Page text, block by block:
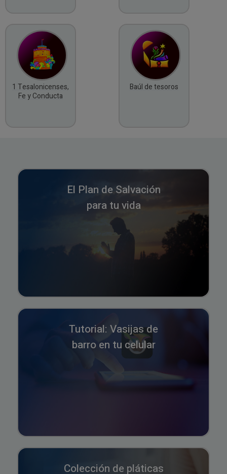
El Plan de Salvación
para tu vida
Tutorial: Vasijas de
barro en tu celular
Colección de pláticas
1 Tesalonicenses,
Fe y Conducta
Baúl de tesoros